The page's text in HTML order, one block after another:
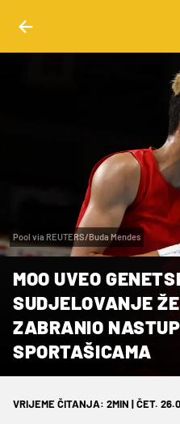
Pool via REUTERS/Buda Mendes
MOO UVEO
SUDJELOVANJE
ZABRANIO
SPORTAŠICAMA
VRIJEME ČITANJA: 2MIN | ČET.